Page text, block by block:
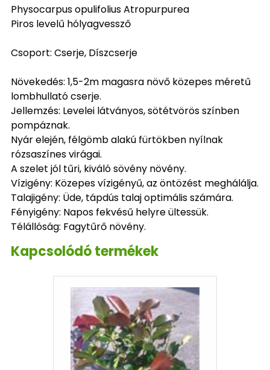
Physocarpus opulifolius Atropurpurea
Piros levelű hólyagvessző
Csoport: Cserje, Díszcserje
Növekedés: 1,5-2m magasra növő közepes méretű
lombhullató cserje.
Jellemzés: Levelei látványos, sötétvörös színben
pompáznak.
Nyár elején, félgömb alakú fürtökben nyílnak
rózsaszínes virágai.
A szelet jól tűri, kiváló sövény növény.
Vízigény: Közepes vízigényű, az öntözést meghálálja.
Talajigény: Üde, tápdús talaj optimális számára.
Fényigény: Napos fekvésű helyre ültessük.
Télállóság: Fagytűrő növény.
Kapcsolódó termékek